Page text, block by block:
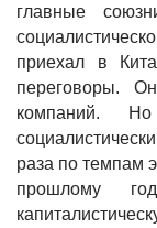
главные
приехал в
переговоры.
компаний.
раза по темпам
прошлому